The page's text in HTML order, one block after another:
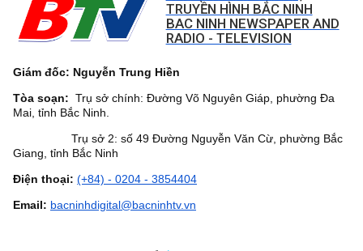
TRUYỀN HÌNH BẮC NINH
BAC NINH NEWSPAPER AND
RADIO - TELEVISION
Giám đốc: Nguyễn Trung Hiền
Tòa soạn: Trụ sở chính: Đường Võ Nguyên Giáp, phường Đa
Mai, tỉnh Bắc Ninh.
Trụ sở 2: số 49 Đường Nguyễn Văn Cừ, phường Bắc
Giang, tỉnh Bắc Ninh
Điện thoại: (+84) - 0204 - 3854404
Email: bacninhdigital@bacninhtv.vn